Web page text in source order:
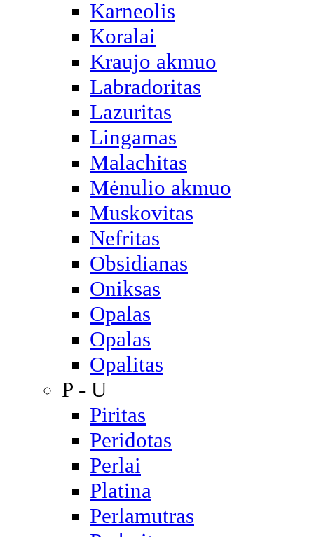
Karneolis
Koralai
Kraujo akmuo
Labradoritas
Lazuritas
Lingamas
Malachitas
Mėnulio akmuo
Muskovitas
Nefritas
Obsidianas
Oniksas
Opalas
Opalas
Opalitas
P - U
Piritas
Peridotas
Perlai
Platina
Perlamutras